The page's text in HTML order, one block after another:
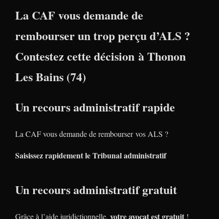
La CAF vous demande de
rembourser un trop perçu d’ALS ?
Contestez cette décision à Thonon
Les Bains (74)
Un recours administratif rapide
La CAF vous demande de rembourser vos ALS ?
Saisissez rapidement le Tribunal administratif
Un recours administratif gratuit
Grâce à l’aide juridictionnelle, votre avocat est gratuit !